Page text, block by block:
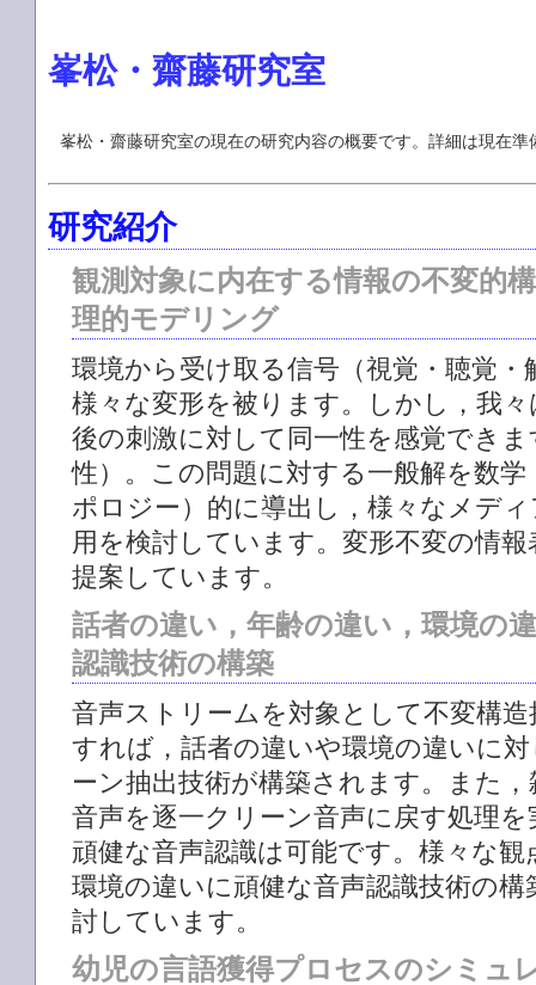
峯松・齋藤研究室
峯松・齋藤研究室の現在の研究内容の概要です。詳細は現在準
研究紹介
観測対象に内在する情報の不変的
理的モデリング
環境から受け取る信号（視覚・聴覚・
様々な変形を被ります。しかし，我
後の刺激に対して同一性を感覚でき
性）。この問題に対する一般解を数学
ポロジー）的に導出し，様々なメデ
用を検討しています。変形不変の情
提案しています。
話者の違い，年齢の違い，環境の
認識技術の構築
音声ストリームを対象として不変構
すれば，話者の違いや環境の違いに
ーン抽出技術が構築されます。また
音声を逐一クリーン音声に戻す処理
頑健な音声認識は可能です。様々な観
環境の違いに頑健な音声認識技術の
討しています。
幼児の言語獲得プロセスのシミュ